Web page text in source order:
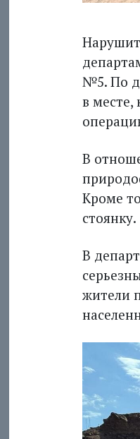
№5. По
в месте,
В
Кроме
стоянку.
В
жители